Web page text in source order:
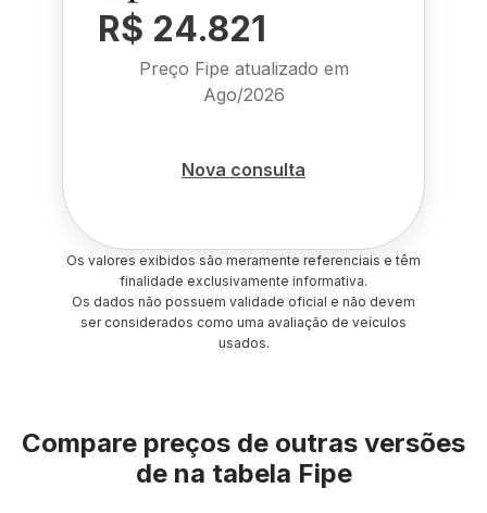
R$ 24.821
Preço Fipe atualizado em
Ago/2026
Nova consulta
Os valores exibidos são meramente referenciais e têm
finalidade exclusivamente informativa.
Os dados não possuem validade oficial e não devem
ser considerados como uma avaliação de veículos
usados.
Compare preços de outras versões
de na tabela Fipe